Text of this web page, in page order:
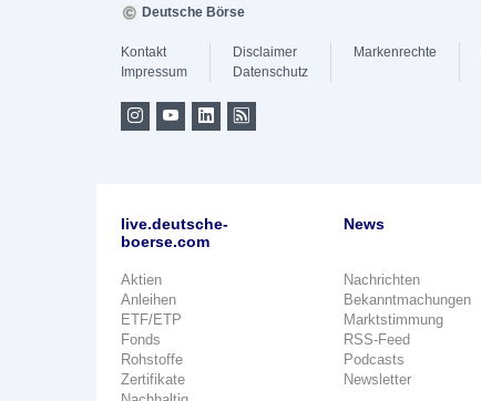
Deutsche Börse
Kontakt
Impressum
Disclaimer
Datenschutz
Markenrechte
live.deutsche-
boerse.com
Aktien
Anleihen
ETF/ETP
Fonds
Rohstoffe
Zertifikate
News
Nachrichten
Bekanntmachungen
Marktstimmung
RSS-Feed
Podcasts
Newsletter